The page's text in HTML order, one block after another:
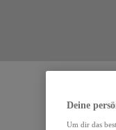
Deine
Um dir das